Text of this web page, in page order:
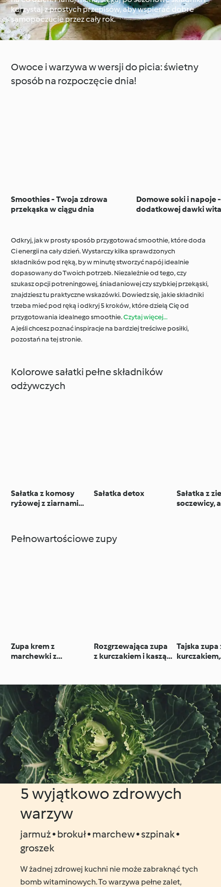
Dookoła świata z
Cookidoo®
Techniki kulinarne
korzystaj z prostych przepisów, aby wspierać dobre
samopoczucie przez cały rok.
​Owoce i warzywa w wersji do picia: świetny
sposób na rozpoczęcie dnia!
Smoothies - Twoja zdrowa
przekąska w ciągu dnia
Domowe soki i napoje -
dodatkowej dawki
Odkryj, jak w prosty sposób przygotować smoothie, które doda
Ci energii na cały dzień. Wystarczy kilka sprawdzonych
składników pod ręką, by w minutę stworzyć napój idealnie
dopasowany do Twoich potrzeb. Niezależnie od tego, czy
szukasz opcji potreningowej, śniadaniowej czy szybkiej przekąski,
znajdziesz tu praktyczne wskazówki. Dowiedz się, jakie składniki
trzeba mieć pod ręką i odkryj 5 kroków, które dzielą Cię od
przygotowania idealnego smoothie.Czytaj więcej…
A jeśli chcesz poznać inspiracje na bardziej treściwe posiłki,
pozostań na tej stronie.
Kolorowe sałatki pełne składników
odżywczych
Sałatka z komosy
ryżowej z ziarnami
Sałatka detox
Sałatka z
soczewicy,
Pełnowartościowe zupy
Zupa krem z
marchewki z
Rozgrzewająca zupa
z kurczakiem i kaszą
Tajska zupa
kurczakiem,
mung
5 wyjątkowo zdrowych
warzyw
jarmuż • brokuł • marchew • szpinak •
groszek
W żadnej zdrowej kuchni nie może zabraknąć tych
bomb witaminowych. To warzywa pełne zalet,